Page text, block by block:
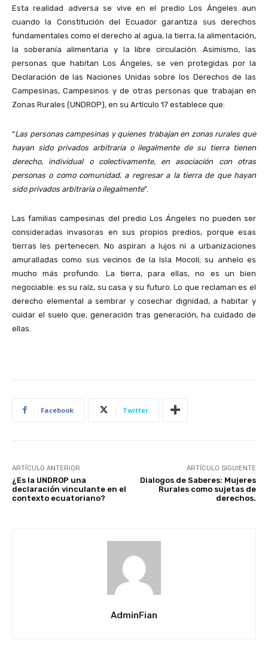
Esta realidad adversa se vive en el predio Los Ángeles aun
cuando la Constitución del Ecuador garantiza sus derechos
fundamentales como el derecho al agua, la tierra, la alimentación,
la soberanía alimentaria y la libre circulación. Asimismo, las
personas que habitan Los Ángeles, se ven protegidas por la
Declaración de las Naciones Unidas sobre los Derechos de las
Campesinas, Campesinos y de otras personas que trabajan en
Zonas Rurales (UNDROP), en su Artículo 17 establece que:
“Las personas campesinas y quienes trabajan en zonas rurales que
hayan sido privados arbitraria o ilegalmente de su tierra tienen
derecho, individual o colectivamente, en asociación con otras
personas o como comunidad, a regresar a la tierra de que hayan
sido privados arbitraria o ilegalmente”.
Las familias campesinas del predio Los Ángeles no pueden ser
consideradas invasoras en sus propios predios, porque esas
tierras les pertenecen. No aspiran a lujos ni a urbanizaciones
amuralladas como sus vecinos de la Isla Mocolí; su anhelo es
mucho más profundo. La tierra, para ellas, no es un bien
negociable: es su raíz, su casa y su futuro. Lo que reclaman es el
derecho elemental a sembrar y cosechar dignidad, a habitar y
cuidar el suelo que, generación tras generación, ha cuidado de
ellas.
Facebook Twitter
ARTÍCULO ANTERIOR
¿Es la UNDROP una
declaración vinculante en el
contexto ecuatoriano?
ARTÍCULO SIGUIENTE
Dialogos de Saberes: Mujeres
Rurales como sujetas de
derechos.
AdminFian